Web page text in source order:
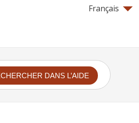
Français
DANS L’AIDE